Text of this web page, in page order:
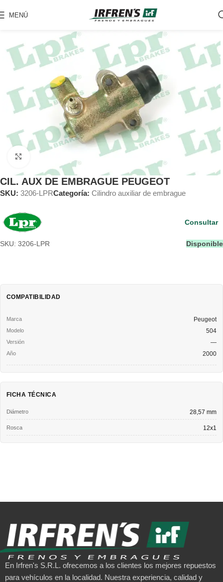
MENÚ
CIL. AUX DE EMBRAGUE PEUGEOT
SKU: 3206-LPRCategoría: Cilindro auxiliar de embrague
SKU: 3206-LPR Disponible
Consultar
COMPATIBILIDAD
Peugeot
504
—
2000
FICHA TÉCNICA
Diámetro 28,57 mm
Rosca 12x1
En Irfren's S.R.L. ofrecemos a los clientes los mejores repuestos
para vehículos en la localidad. Nuestra experiencia, calidad y